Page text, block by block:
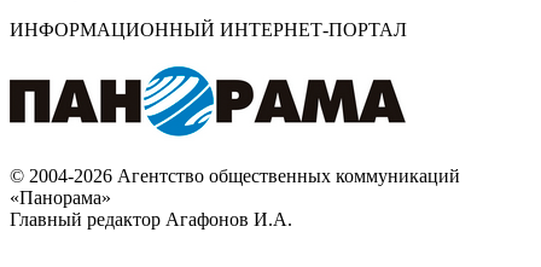
ИНФОРМАЦИОННЫЙ ИНТЕРНЕТ-ПОРТАЛ
© 2004-2026 Агентство общественных коммуникаций
«Панорама»
Главный редактор Агафонов И.А.